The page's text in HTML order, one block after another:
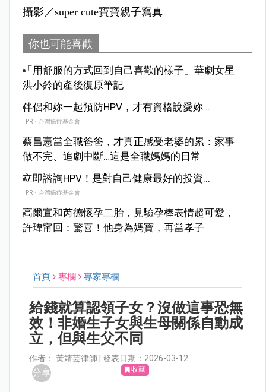
攝影／super cute寶寶親子寫真
你也可能喜歡
「用舒服的方式回到自己喜歡的樣子」華劇女星
洪小鈴的產後復原筆記
伴侶和妳一起預防HPV，才有資格說愛妳...
PR・台灣癌症基金會
蔡昌憲當全職爸爸，才真正感受老婆的累：家事
做不完、追劇中斷…這是全職媽媽的日常
立即諮詢HPV！是對自己健康最好的投資...
PR・台灣癌症基金會
高爾宣和芮德懷孕二胎，見驗孕棒表情超可愛，
許瑋甯回：驚喜！他身為媽寶，再當孝子
首頁 專欄 專家專欄
給錢就算認領子女？沒做這事恐無
效！非婚生子女與生母關係自動成
立，但與生父不同
作者： 黃靖芸律師 | 發表日期：2026-03-12
分享 收藏